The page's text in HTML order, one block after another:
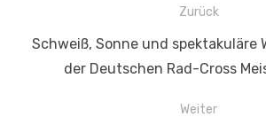
Beitragsnavigation
Zurück
Vorheriger
Schweiß, Sonne und spektakuläre
der Deutschen Rad-Cross
Weiter